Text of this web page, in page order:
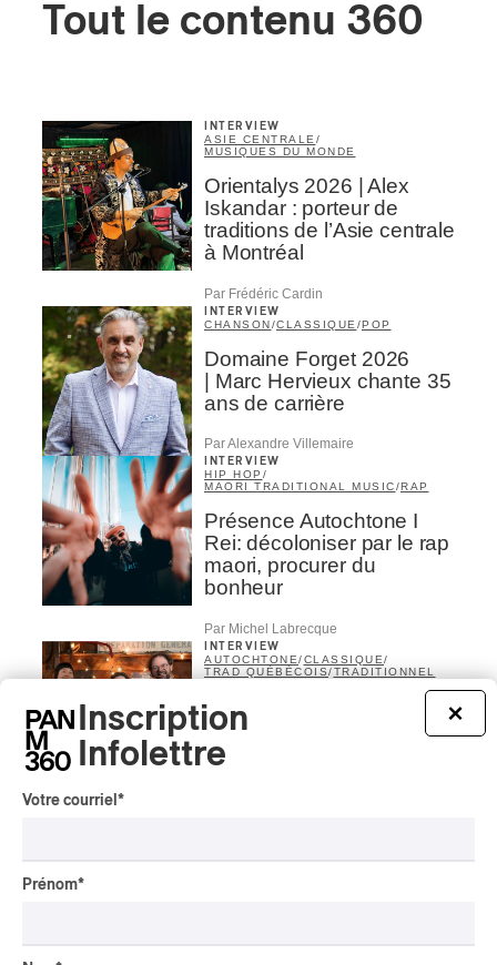
Tout le contenu 360
INTERVIEW
ASIE CENTRALE/
MUSIQUES DU MONDE
Orientalys 2026 | Alex
Iskandar : porteur de
traditions de l’Asie centrale
à Montréal
Par Frédéric Cardin
INTERVIEW
CHANSON/CLASSIQUE /POP
Domaine Forget 2026
| Marc Hervieux chante 35
ans de carrière
Par Alexandre Villemaire
INTERVIEW
HIP HOP /
MAORI TRADITIONAL MUSIC/RAP
Présence Autochtone I
Rei: décoloniser par le rap
maori, procurer du
bonheur
Par Michel Labrecque
INTERVIEW
AUTOCHTONE/CLASSIQUE/
TRAD QUÉBÉCOIS/TRADITIONNEL
Concerts aux Îles du Bic
| Robin Servant : la
musique comme lieu de
rencontre
×
Inscription
Infolettre
Votre courriel *
Prénom*